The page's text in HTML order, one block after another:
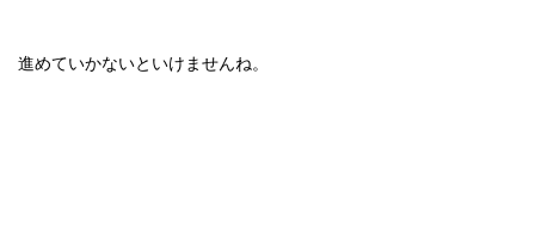
進めていかないといけませんね。